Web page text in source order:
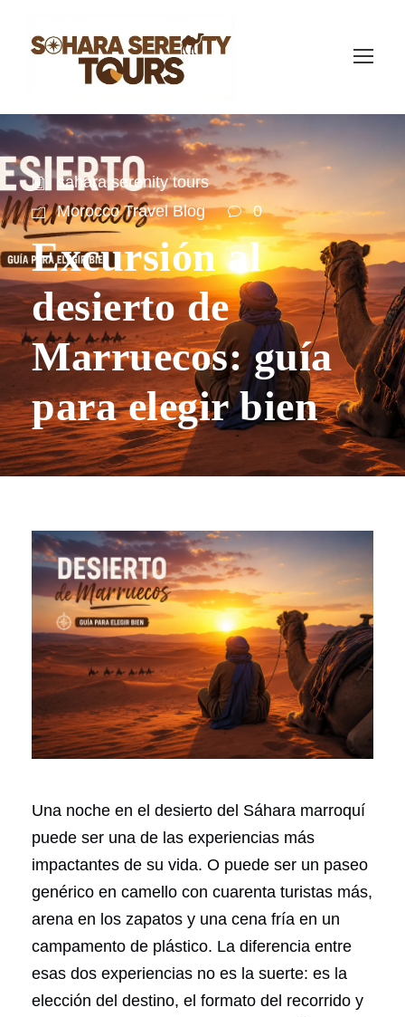
sahara serenity tours
Morocco Travel Blog
0
Excursión al
desierto de
Marruecos: guía
para elegir bien
Una noche en el desierto del Sáhara marroquí
puede ser una de las experiencias más
impactantes de su vida. O puede ser un paseo
genérico en camello con cuarenta turistas más,
arena en los zapatos y una cena fría en un
campamento de plástico. La diferencia entre
esas dos experiencias no es la suerte: es la
elección del destino, el formato del recorrido y